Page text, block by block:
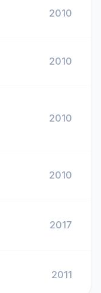
2010
2010
2010
2010
2017
2011